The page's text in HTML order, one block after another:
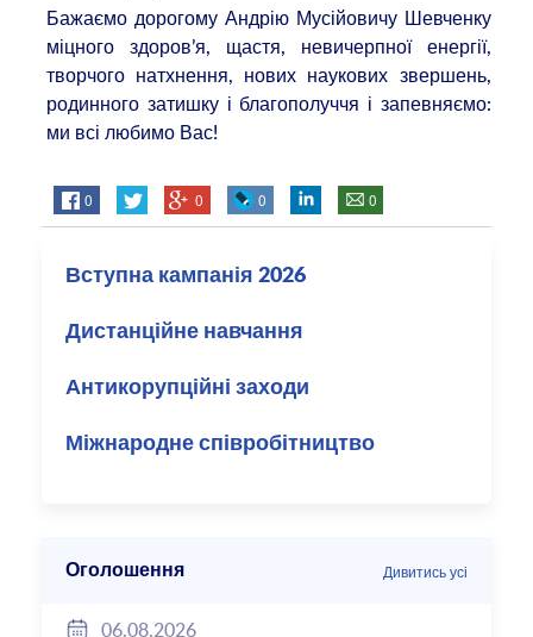
Бажаємо дорогому Андрію Мусійовичу Шевченку
міцного здоров’я, щастя, невичерпної енергії,
творчого натхнення, нових наукових звершень,
родинного затишку і благополуччя і запевняємо:
ми всі любимо Вас!
0 0 0 0
Вступна кампанія 2026
Дистанційне навчання
Антикорупційні заходи
Міжнародне співробітництво
Оголошення Дивитись усі
06.08.2026